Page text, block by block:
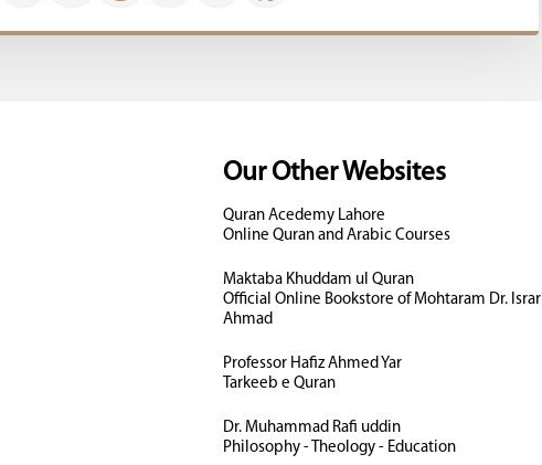
Our Other Websites
Quran Acedemy Lahore
Online Quran and Arabic Courses
Maktaba Khuddam ul Quran
Official Online Bookstore of Mohtaram Dr. Israr
Ahmad
Professor Hafiz Ahmed Yar
Tarkeeb e Quran
Dr. Muhammad Rafi uddin
Philosophy - Theology - Education